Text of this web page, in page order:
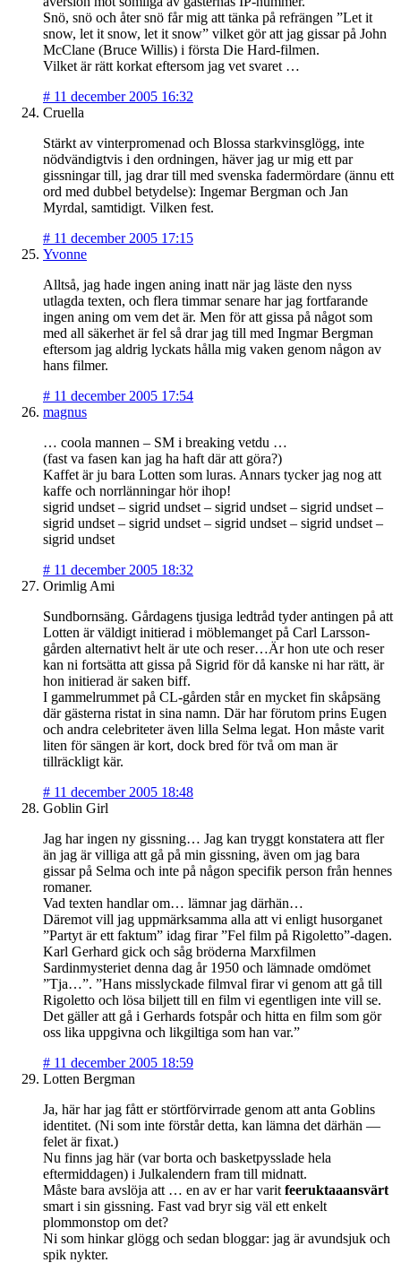
Snö, snö och åter snö får mig att tänka på refrängen ”Let it
snow, let it snow, let it snow” vilket gör att jag gissar på John
McClane (Bruce Willis) i första Die Hard-filmen.
Vilket är rätt korkat eftersom jag vet svaret …
# 11 december 2005 16:32
Cruella
Stärkt av vinterpromenad och Blossa starkvinsglögg, inte
nödvändigtvis i den ordningen, häver jag ur mig ett par
gissningar till, jag drar till med svenska fadermördare (ännu ett
ord med dubbel betydelse): Ingemar Bergman och Jan
Myrdal, samtidigt. Vilken fest.
# 11 december 2005 17:15
Yvonne
Alltså, jag hade ingen aning inatt när jag läste den nyss
utlagda texten, och flera timmar senare har jag fortfarande
ingen aning om vem det är. Men för att gissa på något som
med all säkerhet är fel så drar jag till med Ingmar Bergman
eftersom jag aldrig lyckats hålla mig vaken genom någon av
hans filmer.
# 11 december 2005 17:54
magnus
… coola mannen – SM i breaking vetdu …
(fast va fasen kan jag ha haft där att göra?)
Kaffet är ju bara Lotten som luras. Annars tycker jag nog att
kaffe och norrlänningar hör ihop!
sigrid undset – sigrid undset – sigrid undset – sigrid undset –
sigrid undset – sigrid undset – sigrid undset – sigrid undset –
sigrid undset
# 11 december 2005 18:32
Orimlig Ami
Sundbornsäng. Gårdagens tjusiga ledtråd tyder antingen på att
Lotten är väldigt initierad i möblemanget på Carl Larsson-
gården alternativt helt är ute och reser…Är hon ute och reser
kan ni fortsätta att gissa på Sigrid för då kanske ni har rätt, är
hon initierad är saken biff.
I gammelrummet på CL-gården står en mycket fin skåpsäng
där gästerna ristat in sina namn. Där har förutom prins Eugen
och andra celebriteter även lilla Selma legat. Hon måste varit
liten för sängen är kort, dock bred för två om man är
tillräckligt kär.
# 11 december 2005 18:48
Goblin Girl
Jag har ingen ny gissning… Jag kan tryggt konstatera att fler
än jag är villiga att gå på min gissning, även om jag bara
gissar på Selma och inte på någon specifik person från hennes
romaner.
Vad texten handlar om… lämnar jag därhän…
Däremot vill jag uppmärksamma alla att vi enligt husorganet
”Partyt är ett faktum” idag firar ”Fel film på Rigoletto”-dagen.
Karl Gerhard gick och såg bröderna Marxfilmen
Sardinmysteriet denna dag år 1950 och lämnade omdömet
”Tja…”. ”Hans misslyckade filmval firar vi genom att gå till
Rigoletto och lösa biljett till en film vi egentligen inte vill se.
Det gäller att gå i Gerhards fotspår och hitta en film som gör
oss lika uppgivna och likgiltiga som han var.”
# 11 december 2005 18:59
Lotten Bergman
Ja, här har jag fått er störtförvirrade genom att anta Goblins
identitet. (Ni som inte förstår detta, kan lämna det därhän —
felet är fixat.)
Nu finns jag här (var borta och basketpysslade hela
eftermiddagen) i Julkalendern fram till midnatt.
Måste bara avslöja att … en av er har varit feeruktaaansvärt
smart i sin gissning. Fast vad bryr sig väl ett enkelt
plommonstop om det?
Ni som hinkar glögg och sedan bloggar: jag är avundsjuk och
spik nykter.